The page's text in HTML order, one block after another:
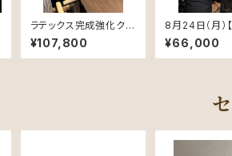
ラテックス完成強化クラ
ス プレミアムコース
【5名限定】
¥107,800
8月24日（月）
講習】６時間
¥66,000